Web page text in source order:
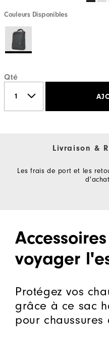
Couleurs Disponibles
Qté
Livraison &
Les frais de port et les
d'achat
voyager
Protégez vos
grâce à ce sac
pour chaussures